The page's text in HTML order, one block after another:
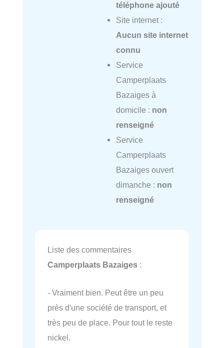
téléphone ajouté
Site internet :
Aucun site internet
connu
Service
Camperplaats
Bazaiges à
domicile : non
renseigné
Service
Camperplaats
Bazaiges ouvert
dimanche : non
renseigné
Liste des commentaires
Camperplaats Bazaiges :
- Vraiment bien. Peut être un peu
près d'une société de transport, et
très peu de place. Pour tout le reste
nickel.